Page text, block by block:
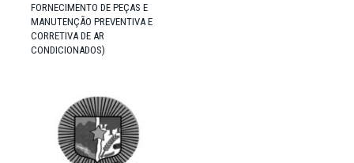
FORNECIMENTO DE PEÇAS E
MANUTENÇÃO PREVENTIVA E
CORRETIVA DE AR
CONDICIONADOS)